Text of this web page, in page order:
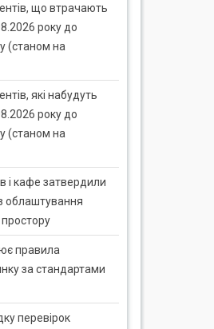
що втрачають
року до
(станом на
які набудуть
року до
(станом на
і кафе затвердили
облаштування
правила
за стандартами
перевірок